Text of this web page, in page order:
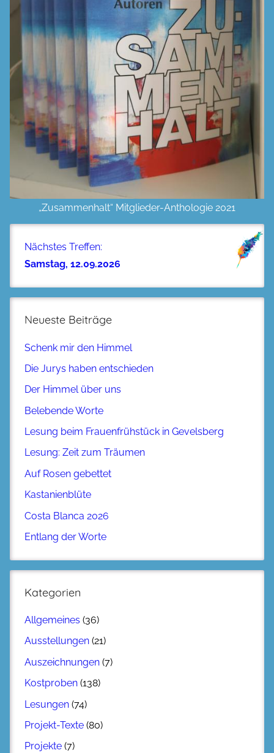
„Zusammenhalt“ Mitglieder-Anthologie 2021
Nächstes Treffen:
Samstag, 12.09.2026
Neueste Beiträge
Schenk mir den Himmel
Die Jurys haben entschieden
Der Himmel über uns
Belebende Worte
Lesung beim Frauenfrühstück in Gevelsberg
Lesung: Zeit zum Träumen
Auf Rosen gebettet
Kastanienblüte
Costa Blanca 2026
Entlang der Worte
Kategorien
Allgemeines (36)
Ausstellungen (21)
Auszeichnungen (7)
Kostproben (138)
Lesungen (74)
Projekt-Texte (80)
Projekte (7)